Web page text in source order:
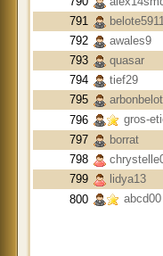
791
792
awales9
793
quasar
794
tief29
795
796
gros-
797
borrat
798
799
lidya13
800
abcd00